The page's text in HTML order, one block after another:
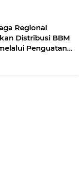
Regional
Distribusi BBM
Penguatan